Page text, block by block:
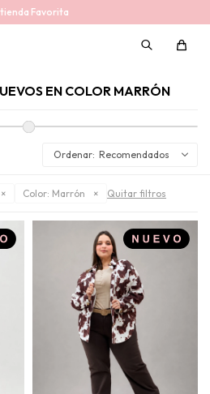
tienda Favorita
EN COLOR MARRÓN
Recomendados
Color: Marrón Quitar filtros